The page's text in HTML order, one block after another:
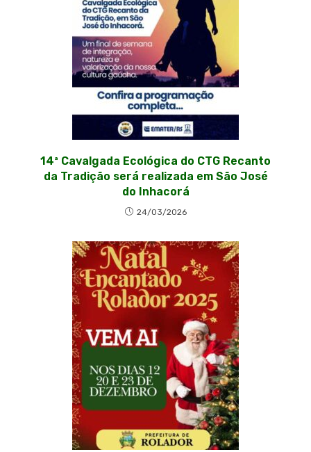
14ª Cavalgada Ecológica do CTG Recanto
da Tradição será realizada em São José
do Inhacorá
24/03/2026